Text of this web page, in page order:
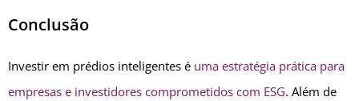
Conclusão
Investir em prédios inteligentes é uma estratégia prática para
empresas e investidores comprometidos com ESG. Além de